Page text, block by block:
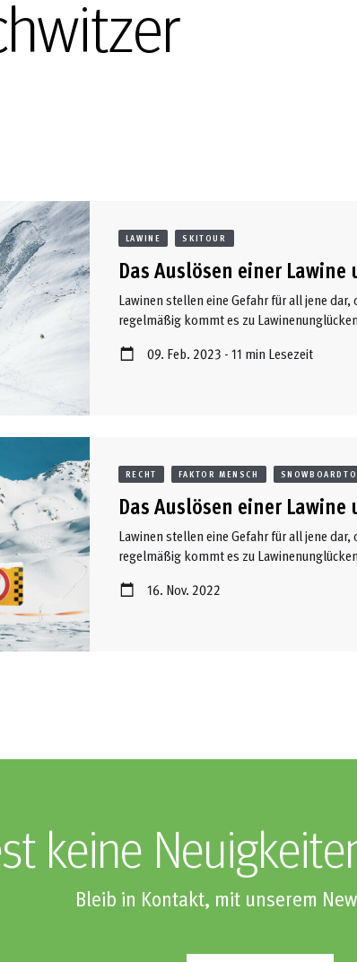
LAWINE SKITOUR
Das Auslösen einer
Lawinen stellen eine Gefahr für all jene
regelmäßig kommt es zu
09. Feb. 2023 - 11 min Lesezeit
RECHT FAKTOR MENSCH
Das Auslösen einer
Lawinen stellen eine Gefahr für all jene
regelmäßig kommt es zu
16. Nov. 2022
keine
Bleib in Kontakt, mit unserem